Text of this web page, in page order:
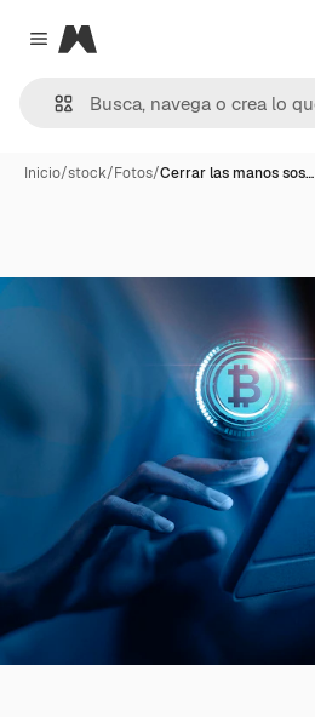
Close menu
Magnific
Inicio/stock/Fotos/Cerrar las manos sos…